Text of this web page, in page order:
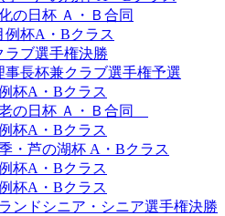
の日杯 Ａ・Ｂ合同
杯A・Bクラス
ブ選手権決勝
長杯兼クラブ選手権予選
杯A・Bクラス
の日杯 Ａ・Ｂ合同
杯A・Bクラス
・芦の湖杯 A・Bクラス
杯A・Bクラス
杯A・Bクラス
ンドシニア・シニア選手権決勝